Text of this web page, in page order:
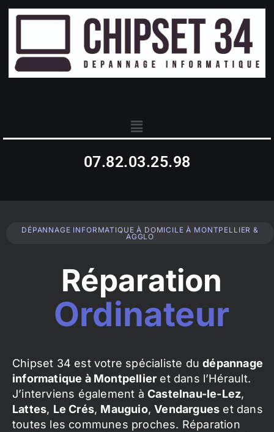
07.82.03.25.98
DÉPANNAGE INFORMATIQUE À DOMICILE À MONTPELLIER &
AGGLO
Réparation
Ordinateur
Chipset 34 est votre spécialiste dudépannage
informatique à Montpellier et dans l’Hérault.
J’interviens également à Castelnau-le-Lez,
Lattes, Le Crés, Mauguio,Vendargues et dans
toutes les communes proches. Réparation